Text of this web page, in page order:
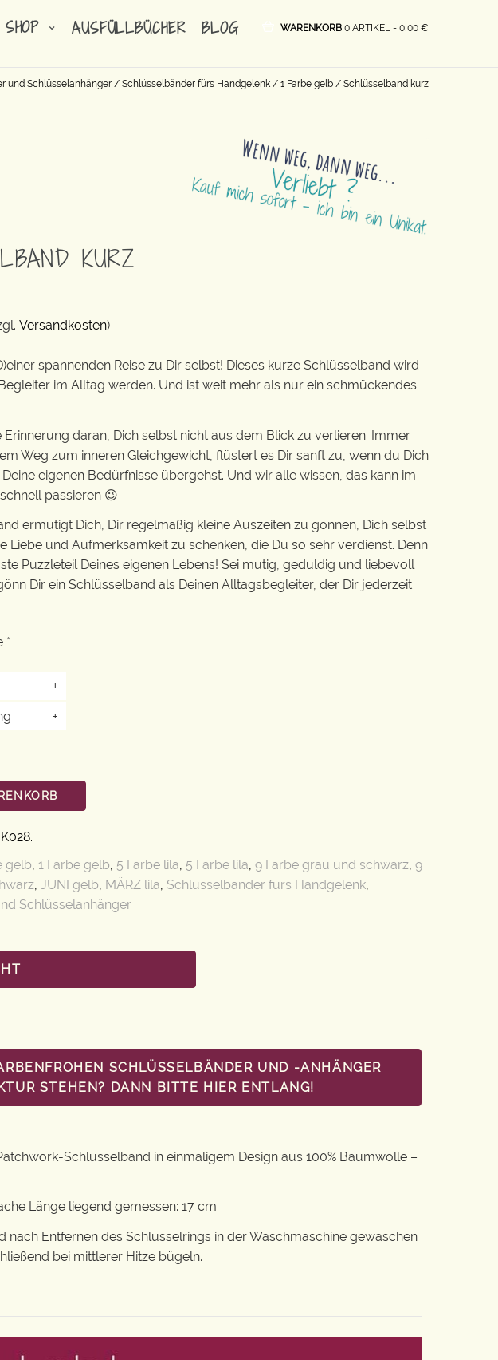
AUSFÜLLBÜCHER BLOG WARENKORB 0 ARTIKEL - 0,00 €
und Schlüsselanhänger / Schlüsselbänder fürs Handgelenk / 1 Farbe gelb / Schlüsselband kurz
KURZ
Versandkosten)
spannenden Reise zu Dir selbst! Dieses kurze Schlüsselband wird
im Alltag werden. Und ist weit mehr als nur ein schmückendes
Erinnerung daran, Dich selbst nicht aus dem Blick zu verlieren. Immer
Weg zum inneren Gleichgewicht, flüstert es Dir sanft zu, wenn du Dich
eigenen Bedürfnisse übergehst. Und wir alle wissen, das kann im
passieren 😉
ermutigt Dich, Dir regelmäßig kleine Auszeiten zu gönnen, Dich selbst
Liebe und Aufmerksamkeit zu schenken, die Du so sehr verdienst. Denn
Puzzleteil Deines eigenen Lebens! Sei mutig, geduldig und liebevoll
Dir ein Schlüsselband als Deinen Alltagsbegleiter, der Dir jederzeit
*
+
+
.
gelb 1 Farbe gelb 5 Farbe lila 5 Farbe lila 9 Farbe grau und schwarz 9
JUNI gelb MÄRZ lila Schlüsselbänder fürs Handgelenk
Schlüsselanhänger
SCHLÜSSELBÄNDER UND -ANHÄNGER
STEHEN? DANN BITTE HIER ENTLANG!
Schlüsselband in einmaligem Design aus 100% Baumwolle –
Länge liegend gemessen: 17 cm
Entfernen des Schlüsselrings in der Waschmaschine gewaschen
bei mittlerer Hitze bügeln.